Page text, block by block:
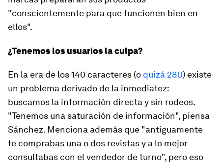
"conscientemente para que funcionen bien en
ellos".
¿Tenemos los usuarios la culpa?
En la era de los 140 caracteres (o quizá 280) existe
un problema derivado de la inmediatez:
buscamos la información directa y sin rodeos.
"Tenemos una saturación de información", piensa
Sánchez. Menciona además que "antiguamente
te comprabas una o dos revistas y a lo mejor
consultabas con el vendedor de turno", pero eso